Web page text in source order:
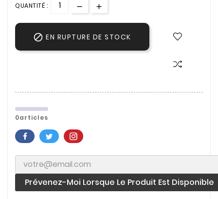
QUANTITÉ :
 EN RUPTURE DE STOCK
0articles
Prévenez-Moi Lorsque Le Produit Est Disponible